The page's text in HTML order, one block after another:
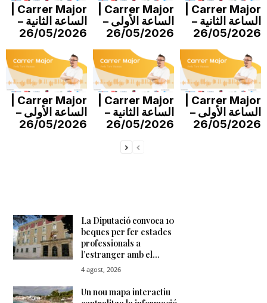
o
a
الساعة الثانية –
26/05/2026
الساعة الأولى –
26/05/2026
الساعة الثانية –
26/05/2026
الساعة الأولى –
26/05/2026
الساعة الثانية –
26/05/2026
الساعة الأولى –
26/05/2026